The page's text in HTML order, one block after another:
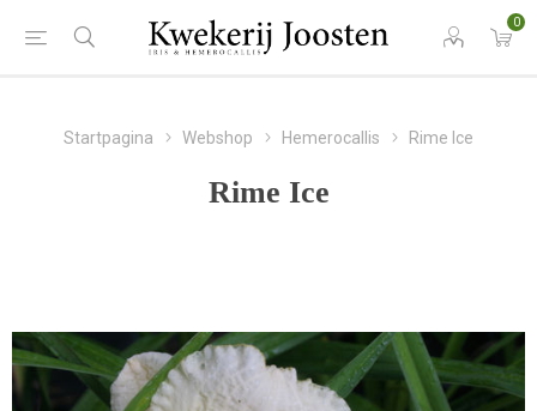
0
Startpagina Webshop Hemerocallis Rime Ice
Rime Ice